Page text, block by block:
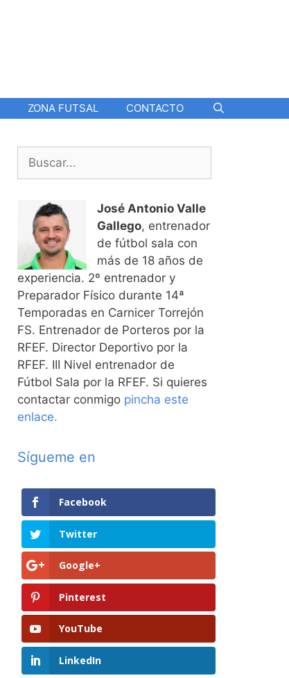
ZONA FUTSAL CONTACTO
Buscar:
José Antonio Valle
Gallego, entrenador
de fútbol sala con
más de 18 años de
experiencia. 2º entrenador y
Preparador Físico durante 14ª
Temporadas en Carnicer Torrejón
FS. Entrenador de Porteros por la
RFEF. Director Deportivo por la
RFEF. III Nivel entrenador de
Fútbol Sala por la RFEF. Si quieres
contactar conmigo pincha este
enlace.
Sígueme en
Facebook
Twitter
Google+
Pinterest
YouTube
LinkedIn